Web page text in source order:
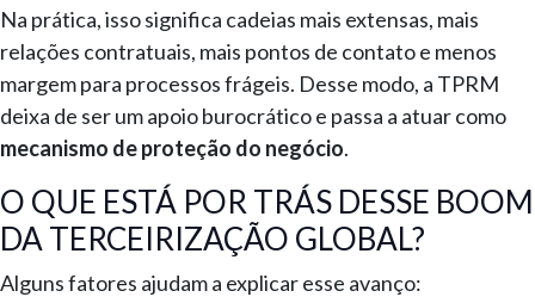
Na prática, isso significa cadeias mais extensas, mais
relações contratuais, mais pontos de contato e menos
margem para processos frágeis. Desse modo, a TPRM
deixa de ser um apoio burocrático e passa a atuar como
mecanismo de proteção do negócio.
O QUE ESTÁ POR TRÁS DESSE BOOM
DA TERCEIRIZAÇÃO GLOBAL?
Alguns fatores ajudam a explicar esse avanço: